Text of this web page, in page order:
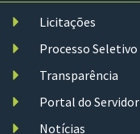
Licitações
Processo Seletivo
Transparência
Portal do Servidor
Notícias